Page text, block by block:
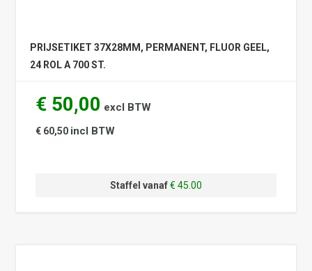
PRIJSETIKET 37X28MM, PERMANENT, FLUOR GEEL,
24 ROL A 700 ST.
€ 50,00 excl BTW
€ 60,50 incl BTW
Staffel vanaf€ 45.00